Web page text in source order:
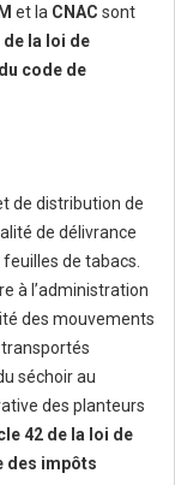
et la CNAC sont
la loi de
code de
de distribution de
de délivrance
de tabacs.
à l’administration
des mouvements
séchoir au
des planteurs
42 de la loi de
des impôts